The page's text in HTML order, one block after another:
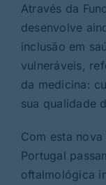
Através da
desenvolve
inclusão em
vulneráveis,
da medicina:
sua qualidade
Com esta
Portugal
oftalmológica